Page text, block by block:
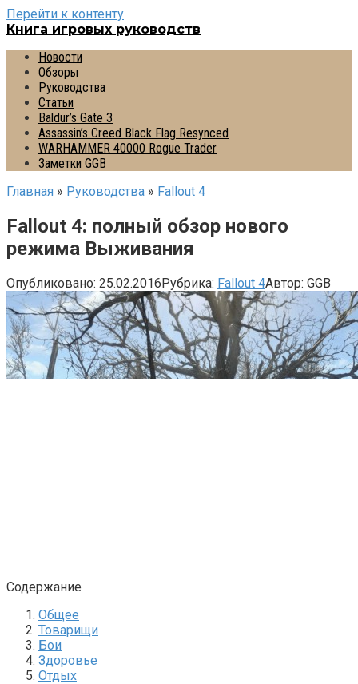
Перейти к контенту
Книга игровых руководств
Новости
Обзоры
Руководства
Статьи
Baldur’s Gate 3
Assassin’s Creed Black Flag Resynced
WARHAMMER 40000 Rogue Trader
Заметки GGB
Главная » Руководства » Fallout 4
Fallout 4: полный обзор нового
режима Выживания
Опубликовано: 25.02.2016Рубрика: Fallout 4Автор: GGB
Содержание
Общее
Товарищи
Бои
Здоровье
Отдых